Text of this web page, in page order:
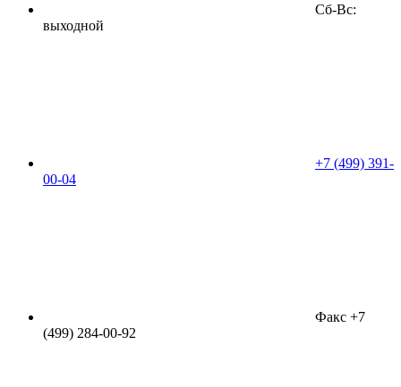
Сб-Вс:
выходной
+7 (499) 391-
00-04
Факс +7
(499) 284-00-92